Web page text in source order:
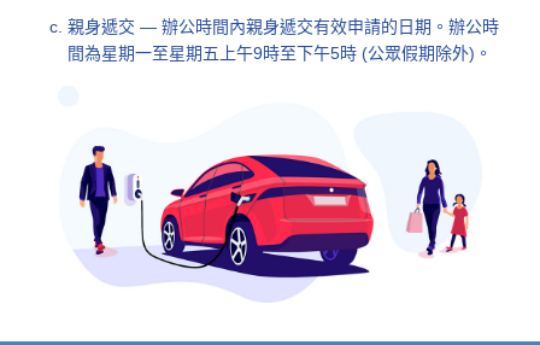
親身遞交 — 辦公時間內親身遞交有效申請的日期。辦公時
間為星期一至星期五上午9時至下午5時 (公眾假期除外)。